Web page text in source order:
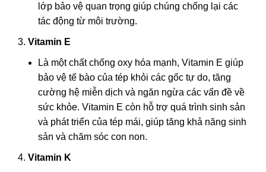
lớp bảo vệ quan trọng giúp chúng chống lại các
tác động từ môi trường.
Vitamin E
Là một chất chống oxy hóa mạnh, Vitamin E giúp
bảo vệ tế bào của tép khỏi các gốc tự do, tăng
cường hệ miễn dịch và ngăn ngừa các vấn đề về
sức khỏe. Vitamin E còn hỗ trợ quá trình sinh sản
và phát triển của tép mái, giúp tăng khả năng sinh
sản và chăm sóc con non.
Vitamin K